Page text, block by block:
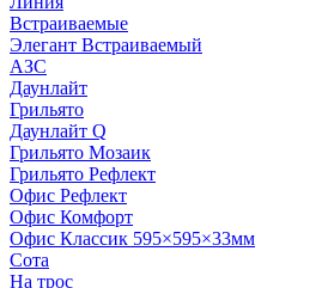
Встраиваемые
Элегант Встраиваемый
АЗС
Даунлайт
Грильято
Даунлайт Q
Грильято Мозаик
Грильято Рефлект
Офис Рефлект
Офис Комфорт
Офис Классик 595×595×33мм
Сота
На трос